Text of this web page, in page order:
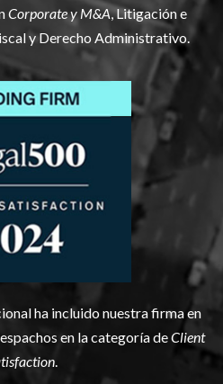
Corporate y M&A, Litigación e
y Derecho Administrativo.
ha incluido nuestra firma en
en la categoría deClient
.